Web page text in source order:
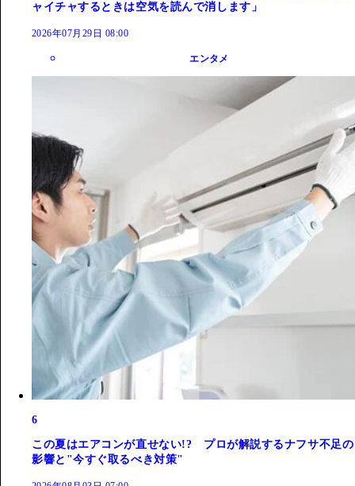
ャイチャするときは空気を読んで消します」
2026年07月29日 08:00
エンタメ
6
この夏はエアコンが直せない!? プロが解説するナフサ不足の
影響と"今すぐ取るべき対策"